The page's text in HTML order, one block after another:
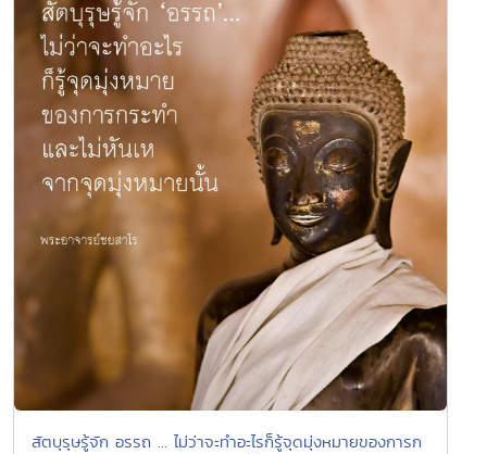
สัตบุรุษรู้จัก อรรถ ... ไม่ว่าจะทำอะไรก็รู้จุดมุ่งหมายของการก